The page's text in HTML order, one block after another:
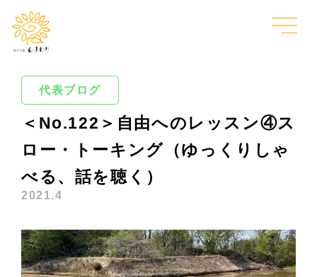
代表ブログ
＜No.122＞自由へのレッスン④ス
ロー・トーキング（ゆっくりしゃ
べる、話を聴く）
2021.4